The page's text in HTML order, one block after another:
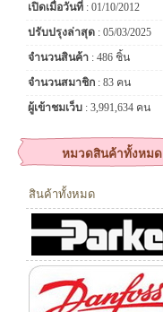
เปิดเมื่อวันที่ : 01/10/2012
ปรับปรุงล่าสุด : 05/03/2025
จำนวนสินค้า : 486 ชิ้น
จำนวนสมาชิก : 83 คน
ผู้เข้าชมเว็บ : 3,991,634 คน
หมวดสินค้าทั้งหมด
สินค้าทั้งหมด